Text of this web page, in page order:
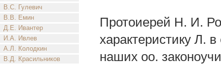
В.С. Гулевич
В.В. Емин
Д.Е. Ивантер
И.А. Ивлев
А.Л. Колодкин
В.Д. Красильников
Протоиерей Н. И.
характеристику Л.
наших оо.